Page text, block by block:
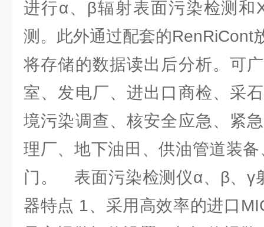
进行α、β辐射表面污染检测和
测。此外通过配套的RenRiCont
将存储的数据读出后分析。可
室、发电厂、进出口商检、采
境污染调查、核安全应急、紧
理厂、地下油田、供油管道装
门。 表面污染检测仪α、β、γ
器特点 1、采用高效率的进口